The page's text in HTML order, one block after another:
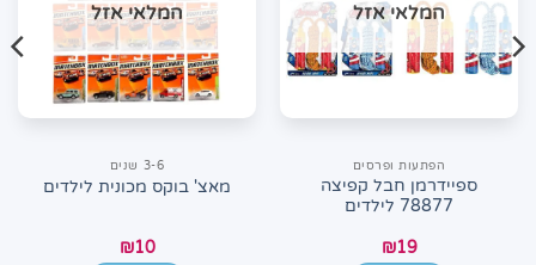
המלאי אזל
הפתעות ופרסים
ספיידרמן חבל קפיצה
78877 לילדים
₪19
המלאי אזל
3-6 שנים
מאצ' בוקס מכונית לילדים
₪10